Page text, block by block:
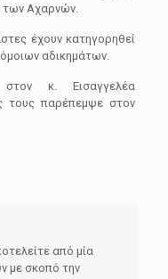
των Αχαρνών.
έχουν κατηγορηθεί
αδικημάτων.
στον κ. Εισαγγελέα
τους παρέπεμψε στον
από μία
με σκοπό την